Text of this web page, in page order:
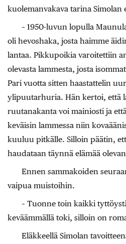
kuolemanvakava tarina Simolan
– 1950-luvun lopulla
oli hevoshaka, josta haimme
lantaa. Pikkupoikia varoitettiin
olevasta lammesta, josta
Pari vuotta sitten haastattelin
ylipuutarhuria. Hän kertoi, että
ruutanakanta voi mainiosti ja
keväisin lammessa niin
kuuluu pitkälle. Silloin päätin,
haudataan täynnä elämää
Ennen sammakoiden
vaipua muistoihin.
– Tuonne toin kaikki
keväämmällä toki, silloin on
Eläkkeellä Simolan